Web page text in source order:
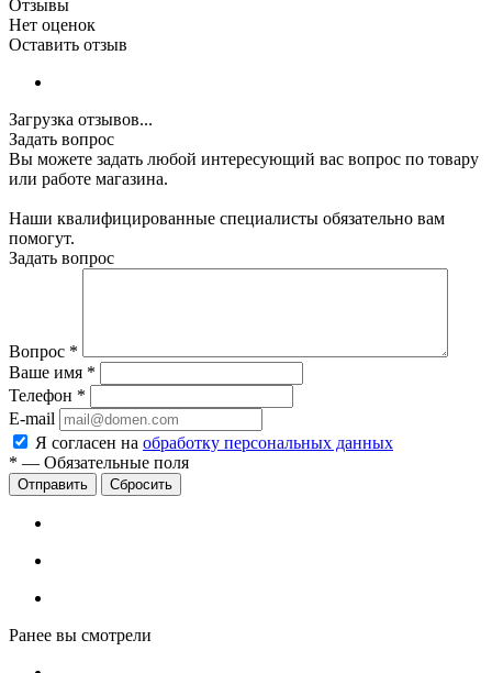
Отзывы
Нет оценок
Оставить отзыв
Загрузка отзывов...
Задать вопрос
Вы можете задать любой интересующий вас вопрос по товару
или работе магазина.
Наши квалифицированные специалисты обязательно вам
помогут.
Задать вопрос
Вопрос *
Ваше имя *
Телефон *
E-mail
Я согласен на обработку персональных данных
* — Обязательные поля
Сбросить
Ранее вы смотрели